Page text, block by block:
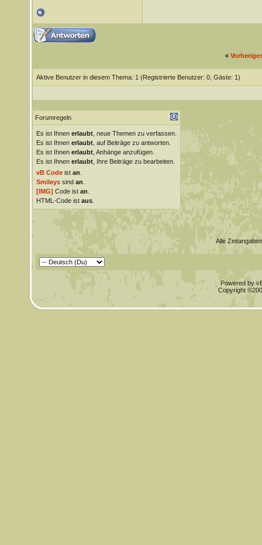
«
Aktive Benutzer in diesem Thema: 1 (Registrierte Benutzer: 0, Gäste: 1)
Forumregeln
Es ist Ihnen erlaubt, neue Themen zu verfassen.
Es ist Ihnen erlaubt, auf Beiträge zu antworten.
Es ist Ihnen erlaubt, Anhänge anzufügen.
Es ist Ihnen erlaubt, Ihre Beiträge zu bearbeiten.
vB Codeist an
Smileyssind an
[IMG] Code ist an
HTML-Code ist aus.
Alle
Powered by
Copyright